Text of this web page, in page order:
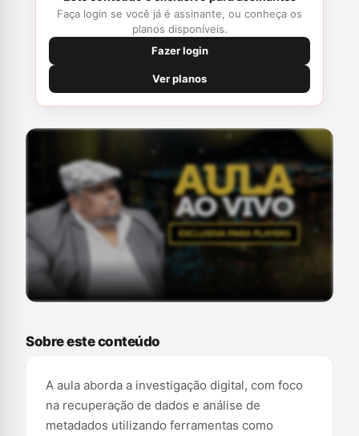
Faça login se você já é assinante, ou conheça os
planos disponíveis.
Fazer login
Ver planos
Conteúdo exclusivo para assinantes
Sobre este conteúdo
A aula aborda a investigação digital, com foco
na recuperação de dados e análise de
metadados utilizando ferramentas como